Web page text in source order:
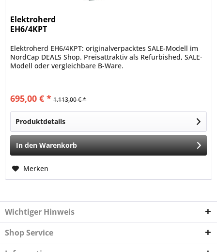
Elektroherd
EH6/4KPT
Elektroherd EH6/4KPT: originalverpacktes SALE-Modell im
NordCap DEALS Shop. Preisattraktiv als Refurbished, SALE-
Modell oder vergleichbare B-Ware.
695,00 € * 1.113,00 € *
Produktdetails
In den Warenkorb
Merken
Wichtiger Hinweis
Shop Service